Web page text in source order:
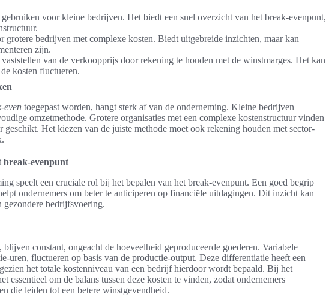
voor kleine bedrijven. Het biedt een snel overzicht van het break-evenpunt,
grotere bedrijven met complexe kosten. Biedt uitgebreide inzichten, maar kan
zijn.
van de verkoopprijs door rekening te houden met de winstmarges. Het kan
kosten fluctueren.
even toegepast worden, hangt sterk af van de onderneming. Kleine bedrijven
omzetmethode. Grotere organisaties met een complexe kostenstructuur vinden
Het kiezen van de juiste methode moet ook rekening houden met sector-
break-evenpunt
speelt een cruciale rol bij het bepalen van het break-evenpunt. Een goed begrip
ondernemers om beter te anticiperen op financiële uitdagingen. Dit inzicht kan
gezondere bedrijfsvoering.
blijven constant, ongeacht de hoeveelheid geproduceerde goederen. Variabele
uren, fluctueren op basis van de productie-output. Deze differentiatie heeft een
het totale kostenniveau van een bedrijf hierdoor wordt bepaald. Bij het
essentieel om de balans tussen deze kosten te vinden, zodat ondernemers
die leiden tot een betere winstgevendheid.